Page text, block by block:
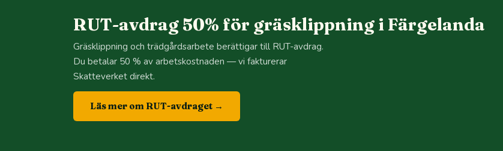
RUT-avdrag 50% för gräsklippning i Färgelanda
Gräsklippning och trädgårdsarbete berättigar till RUT-avdrag.
Du betalar 50 % av arbetskostnaden — vi fakturerar
Skatteverket direkt.
Läs mer om RUT-avdraget →